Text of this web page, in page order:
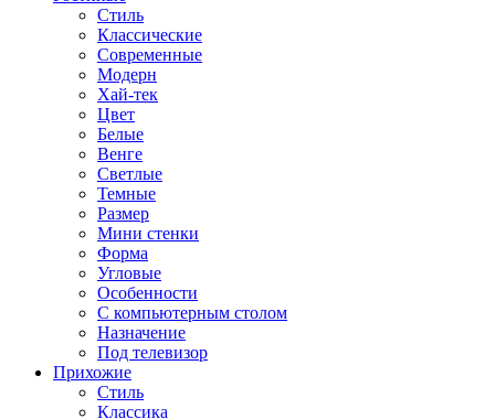
Стиль
Классические
Современные
Модерн
Хай-тек
Цвет
Белые
Венге
Светлые
Темные
Размер
Мини стенки
Форма
Угловые
Особенности
С компьютерным столом
Назначение
Под телевизор
Прихожие
Стиль
Классика